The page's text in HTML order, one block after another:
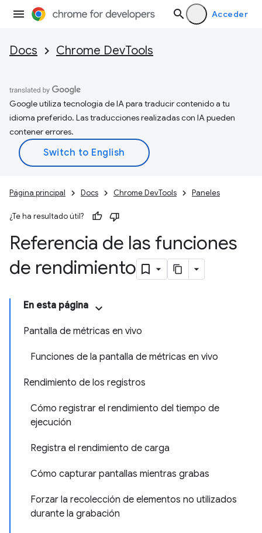
Acceder
Docs Chrome DevTools
Google utiliza tecnología de IA para traducir contenido a tu
idioma preferido. Las traducciones realizadas con IA pueden
contener errores.
Página principal Docs Chrome DevTools Paneles
¿Te ha resultado útil?
Referencia de las funciones
de rendimiento
En esta página
Pantalla de métricas en vivo
Funciones de la pantalla de métricas en vivo
Rendimiento de los registros
Cómo registrar el rendimiento del tiempo de
ejecución
Registra el rendimiento de carga
Cómo capturar pantallas mientras grabas
Forzar la recolección de elementos no utilizados
durante la grabación